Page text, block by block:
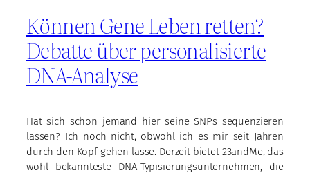
Können Gene Leben retten?
Debatte über personalisierte
DNA-Analyse
Hat sich schon jemand hier seine SNPs sequenzieren
lassen? Ich noch nicht, obwohl ich es mir seit Jahren
durch den Kopf gehen lasse. Derzeit bietet 23andMe, das
wohl bekannteste DNA-Typisierungsunternehmen, die